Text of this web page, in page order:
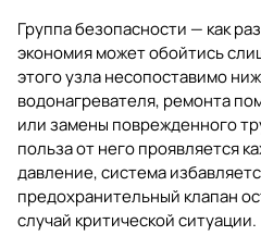
Группа безопасности — как
экономия может обойтись
этого узла несопоставимо
водонагревателя, ремонта
или замены поврежденного
польза от него проявляется
давление, система
предохранительный клапан
случай критической ситуации.